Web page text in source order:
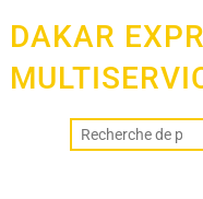
content
DAKAR